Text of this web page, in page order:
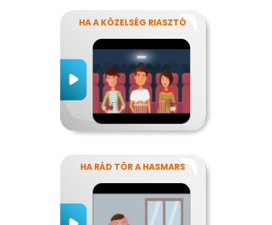
HA A KÖZELSÉG RIASZTÓ
HA RÁD TÖR A HASMARS